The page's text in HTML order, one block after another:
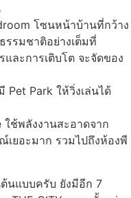
โซนหน้าบ้านที่กว้าง
รรมชาติอย่างเต็มที่
ละการเติบโต จะจัดของ
Pet Park ให้วิ่งเล่นได้
ช้พลังงานสะอาดจาก
เยอะมาก รวมไปถึงห้องพี
นแบบครับ ยังมีอีก 7